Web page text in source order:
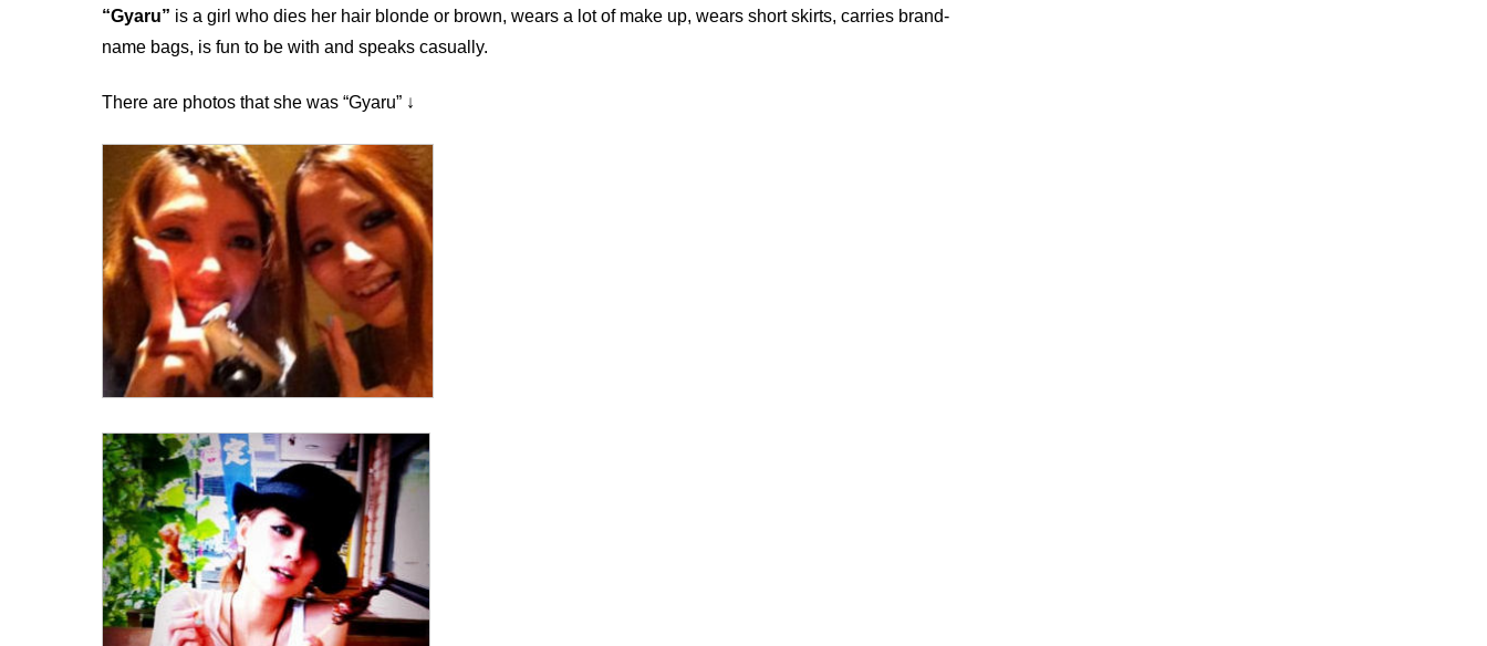
“Gyaru” is a girl who dies her hair blonde or brown, wears a lot of make up, wears short skirts, carries brand-
name bags, is fun to be with and speaks casually.
There are photos that she was “Gyaru” ↓